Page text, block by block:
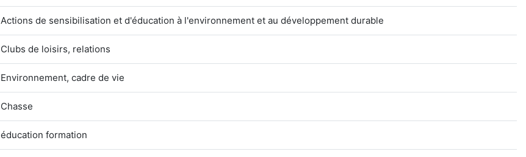
Actions de sensibilisation et d'éducation à l'environnement et au développement durable
Clubs de loisirs, relations
Environnement, cadre de vie
Chasse
éducation formation